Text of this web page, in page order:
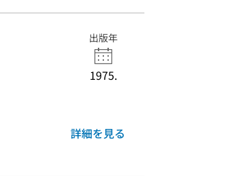
出版年
1975.
詳細を見る